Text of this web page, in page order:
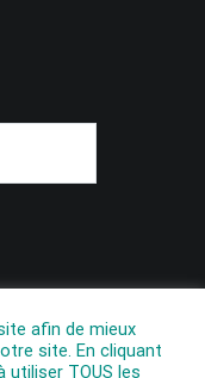
afin de mieux
site. En cliquant
TOUS les